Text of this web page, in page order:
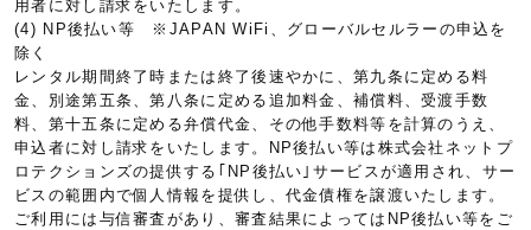
用者に対し請求をいたします。
(4) NP後払い等 ※JAPAN WiFi、グローバルセルラーの申込を
除く
レンタル期間終了時または終了後速やかに、第九条に定める料
金、別途第五条、第八条に定める追加料金、補償料、受渡手数
料、第十五条に定める弁償代金、その他手数料等を計算のうえ、
申込者に対し請求をいたします。NP後払い等は株式会社ネットプ
ロテクションズの提供する｢NP後払い｣サービスが適用され、サー
ビスの範囲内で個人情報を提供し、代金債権を譲渡いたします。
ご利用には与信審査があり、審査結果によってはNP後払い等をご